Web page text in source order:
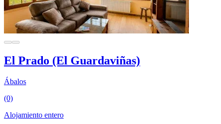
El Prado (El Guardaviñas)
Ábalos
(0)
Alojamiento entero